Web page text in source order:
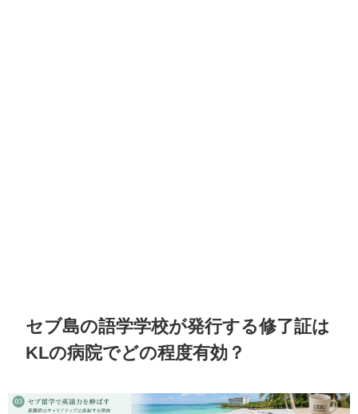
セブ島の語学学校が発行する修了証は
KLの病院でどの程度有効？